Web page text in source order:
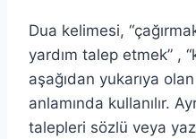
Dua kelimesi,
yardım talep etmek” ,
aşağıdan yukarıya
anlamında kullanılır.
talepleri sözlü veya